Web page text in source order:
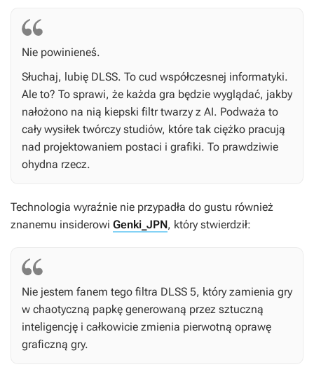
Nie powinieneś.
Słuchaj, lubię DLSS. To cud współczesnej informatyki.
Ale to? To sprawi, że każda gra będzie wyglądać, jakby
nałożono na nią kiepski filtr twarzy z AI. Podważa to
cały wysiłek twórczy studiów, które tak ciężko pracują
nad projektowaniem postaci i grafiki. To prawdziwie
ohydna rzecz.
Technologia wyraźnie nie przypadła do gustu również
znanemu insiderowi Genki_JPN, który stwierdził:
Nie jestem fanem tego filtra DLSS 5, który zamienia gry
w chaotyczną papkę generowaną przez sztuczną
inteligencję i całkowicie zmienia pierwotną oprawę
graficzną gry.